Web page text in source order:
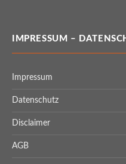
IMPRESSUM –
Impressum
Datenschutz
Disclaimer
AGB